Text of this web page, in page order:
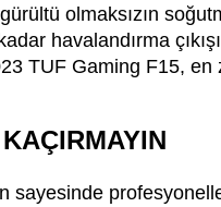
olmaksızın
havalandırma
TUF Gaming F15,
sayesinde